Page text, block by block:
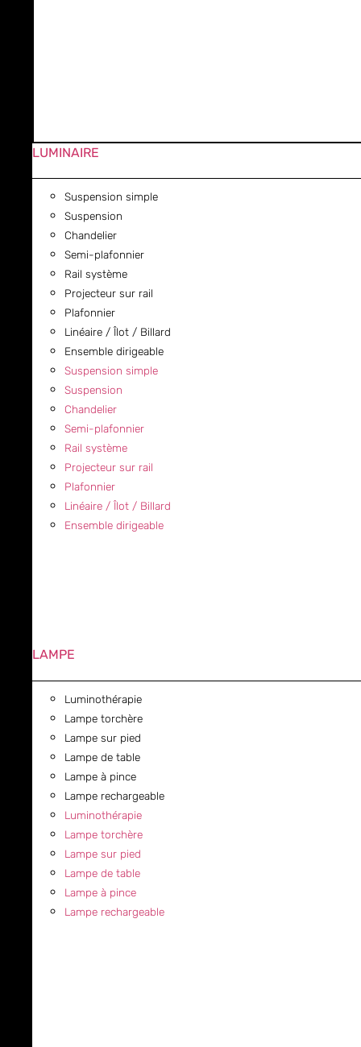
LUMINAIRE
Suspension simple
Suspension
Chandelier
Semi-plafonnier
Rail système
Projecteur sur rail
Plafonnier
Linéaire / Îlot / Billard
Ensemble dirigeable
Suspension simple
Suspension
Chandelier
Semi-plafonnier
Rail système
Projecteur sur rail
Plafonnier
Linéaire / Îlot / Billard
Ensemble dirigeable
LAMPE
Luminothérapie
Lampe torchère
Lampe sur pied
Lampe de table
Lampe à pince
Lampe rechargeable
Luminothérapie
Lampe torchère
Lampe sur pied
Lampe de table
Lampe à pince
Lampe rechargeable